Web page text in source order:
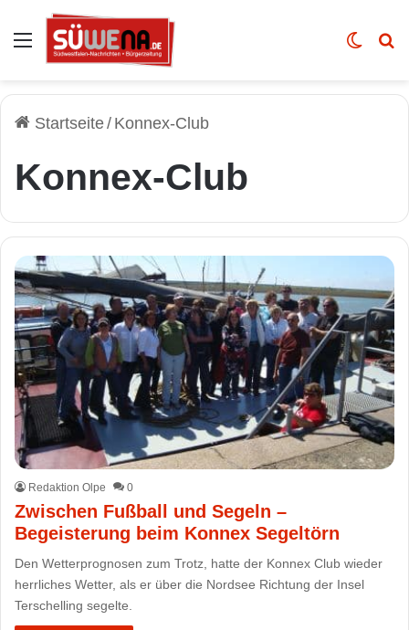
Auswahl Skin
Startseite/ Konnex-Club
Konnex-Club
Redaktion Olpe 0
Zwischen Fußball und Segeln –
Begeisterung beim Konnex Segeltörn
Den Wetterprognosen zum Trotz, hatte der Konnex Club wieder
herrliches Wetter, als er über die Nordsee Richtung der Insel
Terschelling segelte.